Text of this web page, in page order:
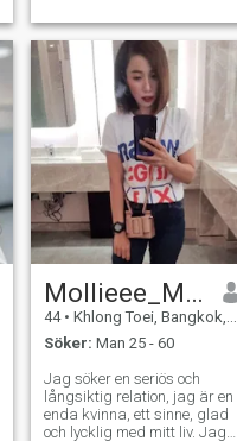
perfekt men jag är en bra
person 🥰 öppna din Jag vill
veta vad du vill göra, jag vill
veta vad du vill göra, jag vill
veta vad du vill göra, jag vill
veta vad du vill göra, jag vill
veta vad du vill göra. 😉 😉
Mollieee_Mol
44 • Khlong Toei, Bangkok, Thailand
Söker: Man 25 - 60
Jag söker en seriös och
långsiktig relation, jag är en
enda kvinna, ett sinne, glad
och lycklig med mitt liv. Jag